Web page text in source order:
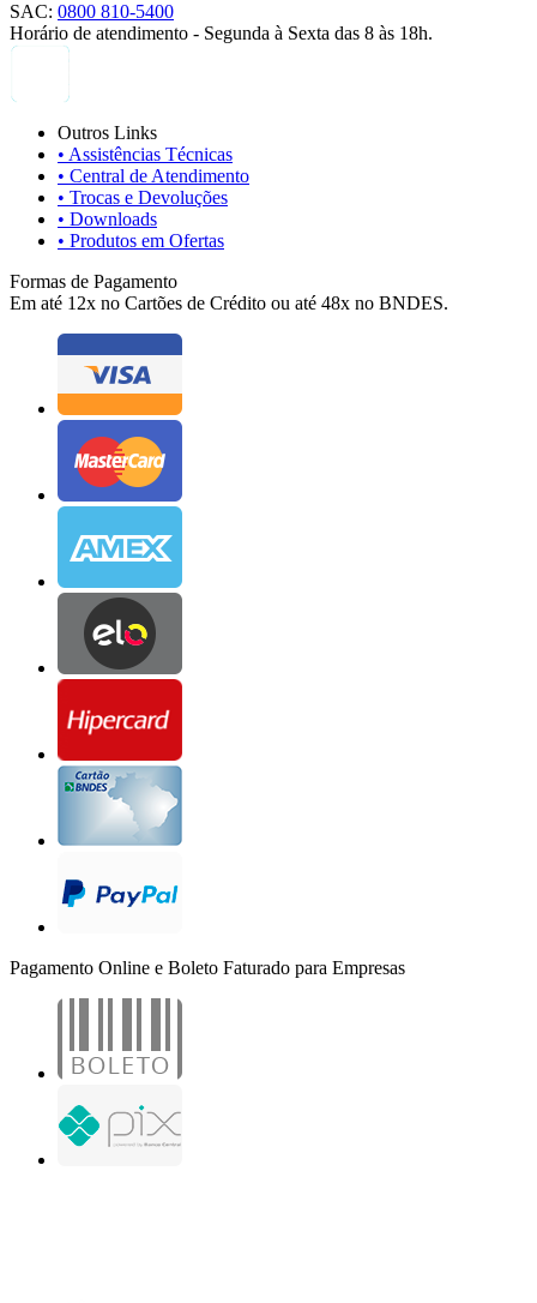
SAC: 0800 810-5400
Horário de atendimento - Segunda à Sexta das 8 às 18h.
Outros Links
• Assistências Técnicas
• Central de Atendimento
• Trocas e Devoluções
• Downloads
• Produtos em Ofertas
Formas de Pagamento
Em até 12x no Cartões de Crédito ou até 48x no BNDES.
Pagamento Online e Boleto Faturado para Empresas